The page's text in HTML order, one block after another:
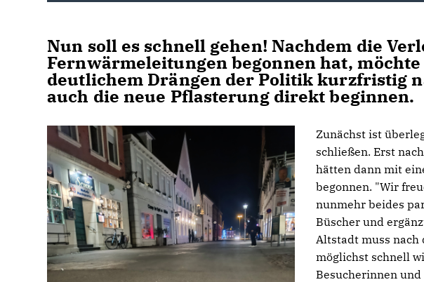
Nun soll es schnell gehen! Nachdem die
Fernwärmeleitungen begonnen hat,
deutlichem Drängen der Politik kurzfristig
auch die neue Pflasterung direkt beginnen.
Zunächst ist
schließen. Erst
hätten dann mit
begonnen. "Wir
nunmehr beides
Büscher und
Altstadt muss nach
möglichst schnell
Besucherinnen